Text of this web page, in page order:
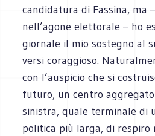
candidatura di Fassina, ma
nell’agone elettorale – ho
giornale il mio sostegno al
versi coraggioso.
con l’auspicio che si
futuro, un centro
sinistra, quale terminale di
politica più larga, di respiro